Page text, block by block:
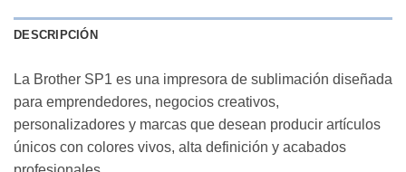
DESCRIPCIÓN
La Brother SP1 es una impresora de sublimación diseñada
para emprendedores, negocios creativos,
personalizadores y marcas que desean producir artículos
únicos con colores vivos, alta definición y acabados